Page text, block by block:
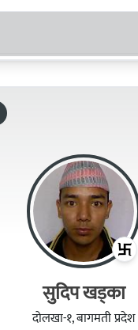
सुदिप खड्‍का
दोलखा-१, बागमती प्रदेश